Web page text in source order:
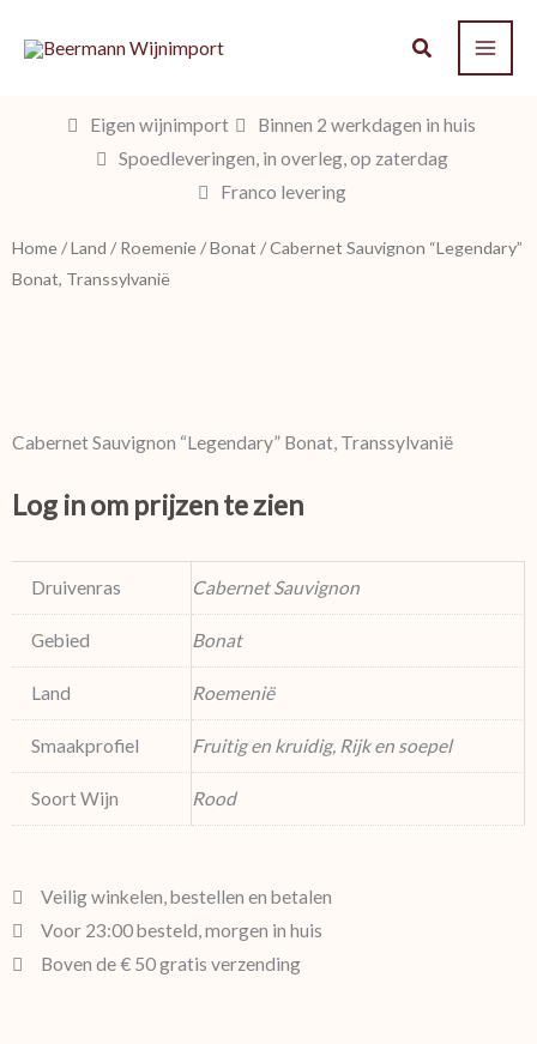
naar
Eigen wijnimport
Binnen 2 werkdagen in huis
Spoedleveringen, in overleg, op zaterdag
Franco levering
Home/Land /Roemenie/Bonat / Cabernet Sauvignon “Legendary”
Bonat, Transsylvanië
Cabernet Sauvignon “Legendary” Bonat, Transsylvanië
Log in om prijzen te zien
Druivenras Cabernet Sauvignon
Gebied Bonat
Land Roemenië
Smaakprofiel Fruitig en kruidig, Rijk en soepel
Soort Wijn Rood
Veilig winkelen, bestellen en betalen
Voor 23:00 besteld, morgen in huis
Boven de € 50 gratis verzending